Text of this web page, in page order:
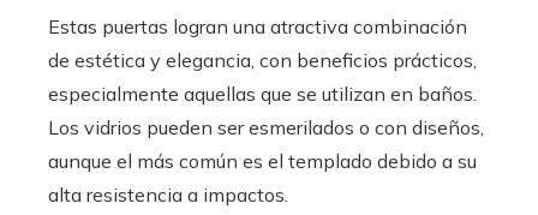
Estas puertas logran una atractiva combinación
de estética y elegancia, con beneficios prácticos,
especialmente aquellas que se utilizan en baños.
Los vidrios pueden ser esmerilados o con diseños,
aunque el más común es el templado debido a su
alta resistencia a impactos.